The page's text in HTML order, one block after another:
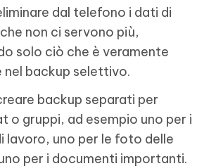
dal telefono i dati di
non ci servono più,
solo ciò che è veramente
backup selettivo.
backup separati per
o gruppi, ad esempio uno per i
lavoro, uno per le foto delle
per i documenti importanti.